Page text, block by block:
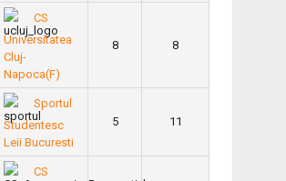
CS
Universitatea
Cluj-
Napoca(F)
8 8
Sportul
Studentesc
Leii Bucuresti
5 11
CS